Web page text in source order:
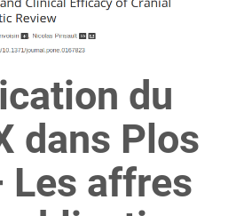
du
dans Plos
Les affres